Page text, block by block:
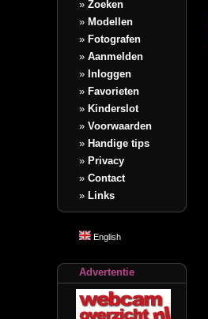
» Zoeken
» Modellen
» Fotografen
» Aanmelden
» Inloggen
» Favorieten
» Kinderslot
» Voorwaarden
» Handige tips
» Privacy
» Contact
» Links
English
Advertentie